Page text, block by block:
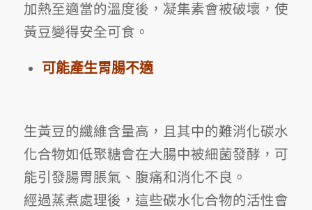
加熱至適當的溫度後，凝集素會被破壞，使
黃豆變得安全可食。
可能產生胃腸不適
生黃豆的纖維含量高，且其中的難消化碳水
化合物如低聚糖會在大腸中被細菌發酵，可
能引發腸胃脹氣、腹痛和消化不良。
經過蒸煮處理後，這些碳水化合物的活性會